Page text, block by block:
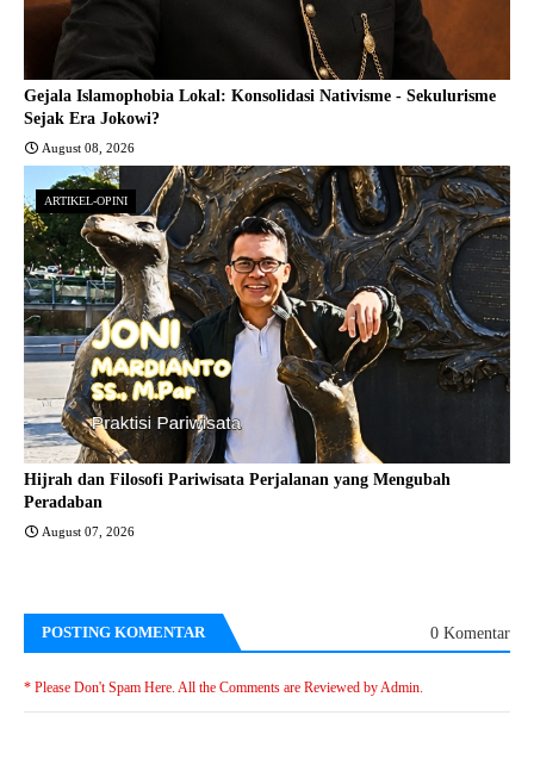
Gejala Islamophobia Lokal: Konsolidasi Nativisme - Sekulurisme
Sejak Era Jokowi?
August 08, 2026
ARTIKEL-OPINI
Hijrah dan Filosofi Pariwisata Perjalanan yang Mengubah
Peradaban
August 07, 2026
POSTING KOMENTAR 0 Komentar
* Please Don't Spam Here. All the Comments are Reviewed by Admin.